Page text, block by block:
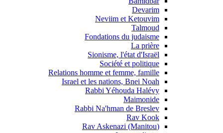
Devarim
Neviim et Ketouvim
Talmoud
Fondations du judaisme
La prière
Sionisme, l'état d'Israël
Société et politique
Relations homme et femme, famille
Israel et les nations, Bnei Noah
Rabbi Yéhouda Halévy
Maimonide
Rabbi Na'hman de Breslev
Rav Kook
(Rav Askenazi (Manitou